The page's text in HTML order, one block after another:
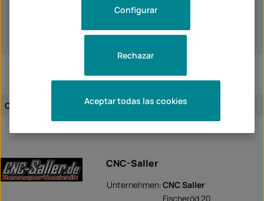
CBR1000RR 2013
CBR1000RR 2014
CBR1000RR 2015
Cesión del artículo: específico del vehículo
CNC-Saller
Unternehmen:CNC Saller
Fischeröd 20
Rechazar
Configurar
Aceptar todas las cookies